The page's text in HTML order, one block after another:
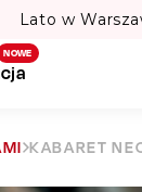
Lato w
NOWE
KABARET